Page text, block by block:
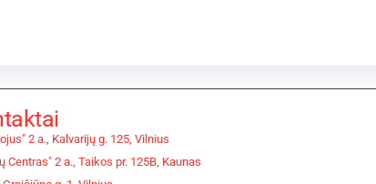
2 a., Kalvarijų g. 125, Vilnius
Centras" 2 a., Taikos pr. 125B, Kaunas